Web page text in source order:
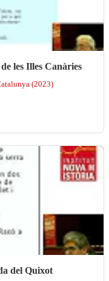
les Illes Canàries
(2023)
del Quixot